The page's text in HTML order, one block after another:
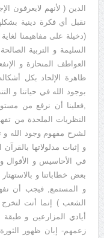
الدين ( لأنهم لايعرفون
نقبل أي فكرة دينية
(دخيلة على مفاهيمنا
السليمة و التربية
العواطف المنحازة و
ظاهرة الإلحاد بكل
بوجود الله في حياتنا و
,فعلينا أن نرفع من
النظريات الملحدة من
لشرح مفهوم وجود الله
و إثبات مدلولاتها
في الأحاسيس و الأقوال و
بعض خطاباتنا و
و المستمع, فيجب أن
الشعب ) إنما أتت
أيادي المزارعين و
زعمهم- إبان ظهور